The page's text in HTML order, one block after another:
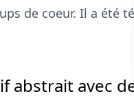
de coeur. Il a été
abstrait avec